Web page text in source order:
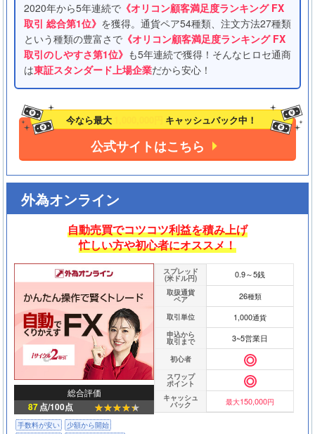
2020年から5年連続で 《オリコン顧客満足度ランキング FX
取引 総合第1位》 を獲得。通貨ペア54種類、注文方法27種類
という種類の豊富さで 《オリコン顧客満足度ランキング FX
取引のしやすさ第1位》 も5年連続で獲得！そんなヒロセ通商
は東証スタンダード上場企業だから安心！
今なら最大 キャッシュバック中！
公式サイトはこちら
外為オンライン
自動売買でコツコツ利益を積み上げ
忙しい方や初心者にオススメ！
総合評価
87点/100点
手数料が安い
少額から開始
スプレッド
(米ドル円) 0.9～5銭
取扱通貨
ペア 26種類
取引単位 1,000通貨
申込から
取引まで 3~5営業日
初心者
スワップ
ポイント
キャッシュ
バック 最大150,000円